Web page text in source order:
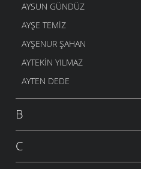
AYSUN GÜNDÜZ
AYŞE TEMIZ
AYŞENUR ŞAHAN
AYTEKIN YILMAZ
AYTEN DEDE
B
C